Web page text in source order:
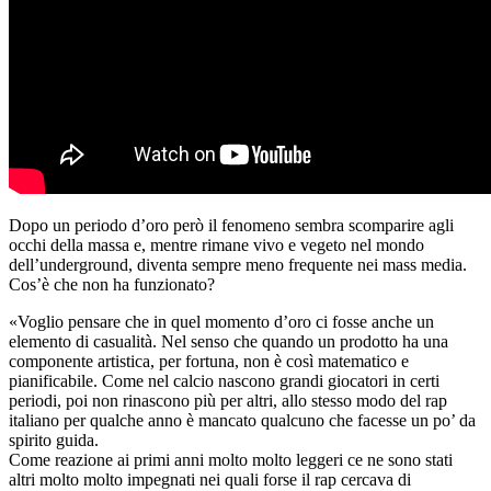
Dopo un periodo d’oro però il fenomeno sembra scomparire agli
occhi della massa e, mentre rimane vivo e vegeto nel mondo
dell’underground, diventa sempre meno frequente nei mass media.
Cos’è che non ha funzionato?
«Voglio pensare che in quel momento d’oro ci fosse anche un
elemento di casualità. Nel senso che quando un prodotto ha una
componente artistica, per fortuna, non è così matematico e
pianificabile. Come nel calcio nascono grandi giocatori in certi
periodi, poi non rinascono più per altri, allo stesso modo del rap
italiano per qualche anno è mancato qualcuno che facesse un po’ da
spirito guida.
Come reazione ai primi anni molto molto leggeri ce ne sono stati
altri molto molto impegnati nei quali forse il rap cercava di